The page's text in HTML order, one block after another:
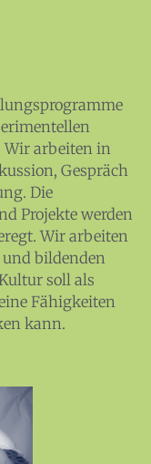
Wir arbeiten in
Gespräch
Die
Projekte werden
Wir arbeiten
bildenden
soll als
Fähigkeiten
kann.